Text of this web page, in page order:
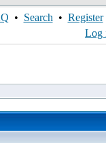
• Search • Register
Log